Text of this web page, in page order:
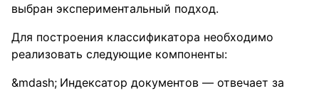
выбран экспериментальный подход.
Для построения классификатора необходимо
реализовать следующие компоненты:
Индексатор документов — отвечает за